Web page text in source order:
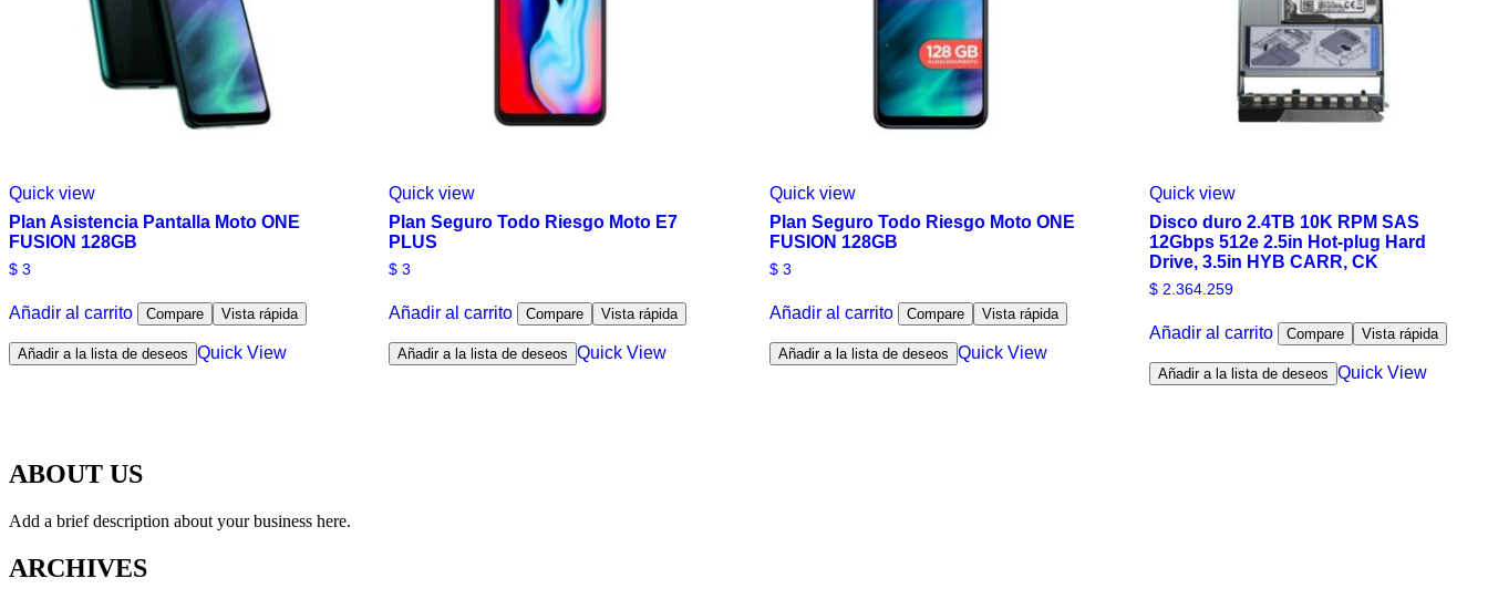
Quick view
Plan Asistencia Pantalla Moto ONE
FUSION 128GB
$ 3
Añadir al carrito Compare Vista rápida
Añadir a la lista de deseos Quick View
Quick view
Plan Seguro Todo Riesgo Moto E7
PLUS
$ 3
Añadir al carrito Compare Vista rápida
Añadir a la lista de deseos Quick View
Quick view
Plan Seguro Todo Riesgo Moto ONE
FUSION 128GB
$3
Añadir al carrito Compare Vista rápida
Añadir a la lista de deseos Quick View
Quick view
Disco duro 2.4TB 10K RPM SAS
12Gbps 512e 2.5in Hot-plug Hard
Drive, 3.5in HYB CARR, CK
$2.364.259
Añadir al carrito Compare Vista rápida
Añadir a la lista de deseos Quick View
ABOUT US
Add a brief description about your business here.
ARCHIVES